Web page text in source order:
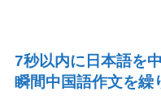
7秒以内に日本語を
瞬間中国語作文を繰